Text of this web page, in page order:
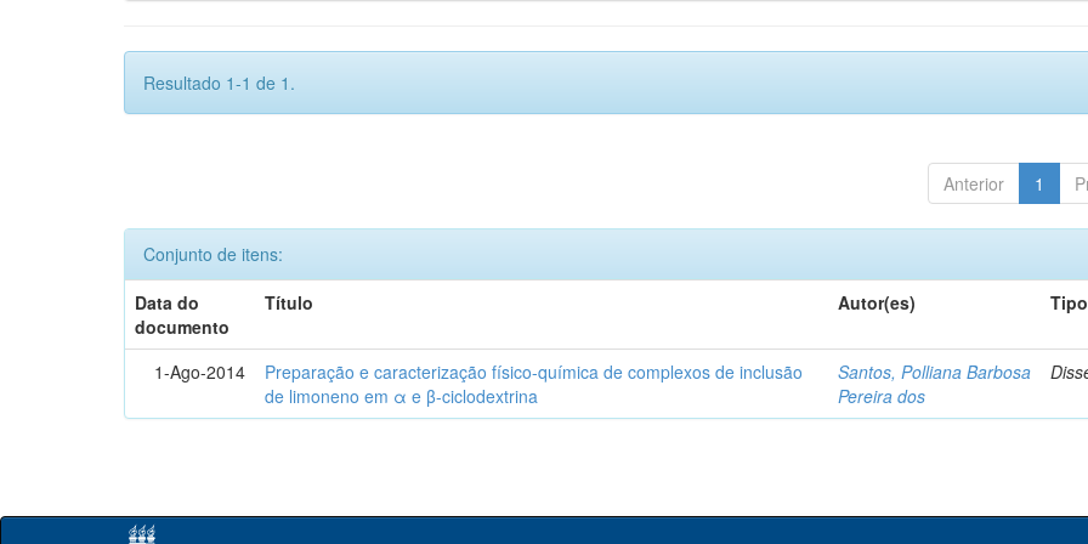
Resultado 1-1 de 1.
Anterior 1
Conjunto de itens:
Data do
documento
Título Autor(es) Tipo
1-Ago-2014
Preparação e caracterização físico-química de complexos de inclusão
de limoneno em α e β-ciclodextrina
Santos, Polliana Barbosa
Pereira dos